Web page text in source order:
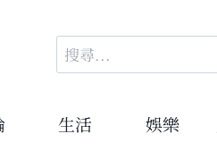
搜
尋
鍵
生活 娛樂